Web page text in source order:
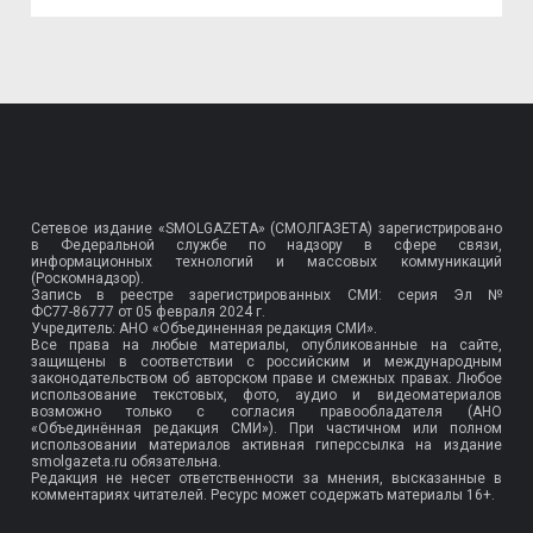
Сетевое издание «SMOLGAZETA» (СМОЛГАЗЕТА) зарегистрировано
в Федеральной службе по надзору в сфере связи,
информационных технологий и массовых коммуникаций
(Роскомнадзор).
Запись в реестре зарегистрированных СМИ: серия Эл №
ФС77-86777 от 05 февраля 2024 г.
Учредитель: АНО «Объединенная редакция СМИ».
Все права на любые материалы, опубликованные на сайте,
защищены в соответствии с российским и международным
законодательством об авторском праве и смежных правах. Любое
использование текстовых, фото, аудио и видеоматериалов
возможно только с согласия правообладателя (АНО
«Объединённая редакция СМИ»). При частичном или полном
использовании материалов активная гиперссылка на издание
smolgazeta.ru обязательна.
Редакция не несет ответственности за мнения, высказанные в
комментариях читателей. Ресурс может содержать материалы 16+.